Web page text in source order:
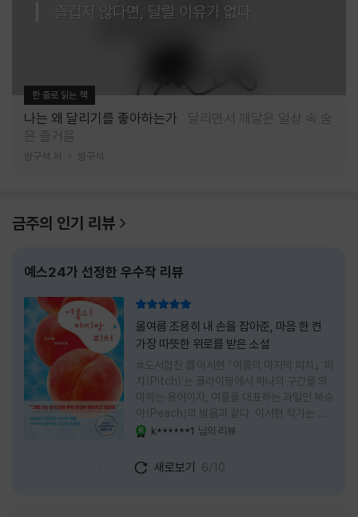
즐겁지 않다면, 달릴 이유가 없다
한 줄로 읽는 책
나는 왜 달리기를 좋아하는가
달리면서 깨달은 일상 속 숨
은 즐거움
방구석 저 방구석
금주의 인기 리뷰
예스24가 선정한 우수작 리뷰
올여름 조용히 내 손을 잡아준, 마음 한 켠
가장 따뜻한 위로를 받은 소설
#도서협찬 📗이서현 『여름의 마지막 피치』 '피
치(Pitch)'는 클라이밍에서 하나의 구간을 의
미하는 용어이자, 여름을 대표하는 과일인 복숭
아(Peach)의 발음과 같다. 이서현 작가는 이
중의적인 제목 안에 소설이 전하고 싶은 메시지
럼 가장 달콤하고 찬란한 계절인 여름. 하지만
그 여름도 끝이 있다. 그리고 클라이밍의 피치
k******1 님의 리뷰
새로보기 6/10